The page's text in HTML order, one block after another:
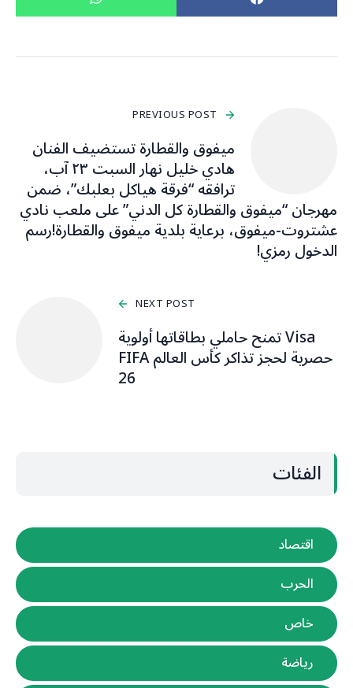
PREVIOUS POST
ميفوق والقطارة تستضيف الفنان
هادي خليل نهار السبت ٢٣ آب،
ترافقه “فرقة هياكل بعلبك”، ضمن
مهرجان “ميفوق والقطارة كل الدني” على ملعب نادي
عشتروت-ميفوق، برعاية بلدية ميفوق والقطارة!رسم
الدخول رمزي!
NEXT POST
Visa تمنح حاملي بطاقاتها أولوية
حصرية لحجز تذاكر كأس العالم FIFA
26
الفئات
اقتصاد
الحرب
خاص
رياضة